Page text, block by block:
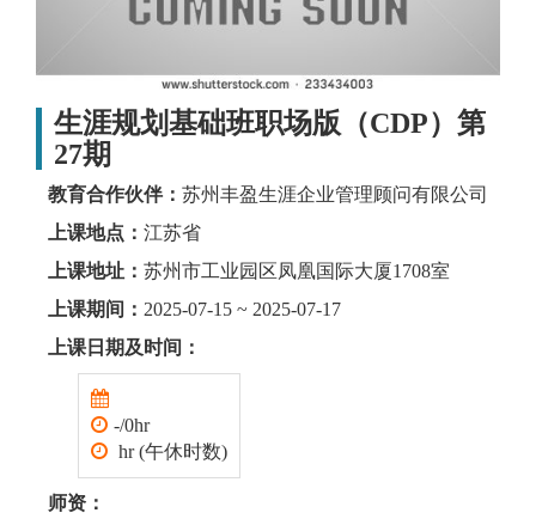
生涯规划基础班职场版（CDP）第
27期
教育合作伙伴： 苏州丰盈生涯企业管理顾问有限公司
上课地点： 江苏省
上课地址： 苏州市工业园区凤凰国际大厦1708室
上课期间： 2025-07-15 ~ 2025-07-17
上课日期及时间：
-/0hr
hr (午休时数)
师资：